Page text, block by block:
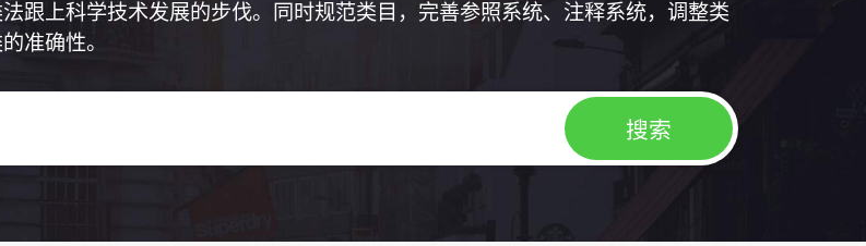
跟上科学技术发展的步伐。同时规范类目，完善参照系统、注释系统，调整类
准确性。